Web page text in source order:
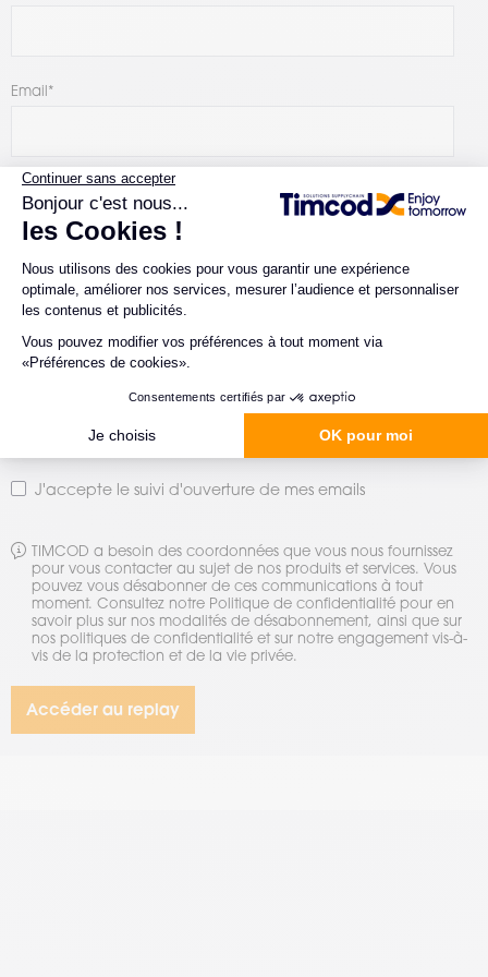
Email*
Nom de l'entreprise*
Zone géographique*
J'accepte le suivi d'ouverture de mes emails
TIMCOD a besoin des coordonnées que vous nous fournissez
pour vous contacter au sujet de nos produits et services. Vous
pouvez vous désabonner de ces communications à tout
moment. Consultez notre Politique de confidentialité pour en
savoir plus sur nos modalités de désabonnement, ainsi que sur
nos politiques de confidentialité et sur notre engagement vis-à-
vis de la protection et de la vie privée.